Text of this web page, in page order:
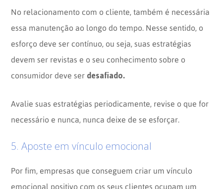
No relacionamento com o cliente, também é necessária
essa manutenção ao longo do tempo. Nesse sentido, o
esforço deve ser contínuo, ou seja, suas estratégias
devem ser revistas e o seu conhecimento sobre o
consumidor deve ser desafiado.
Avalie suas estratégias periodicamente, revise o que for
necessário e nunca, nunca deixe de se esforçar.
5. Aposte em vínculo emocional
Por fim, empresas que conseguem criar um vínculo
emocional positivo com os seus clientes ocupam um